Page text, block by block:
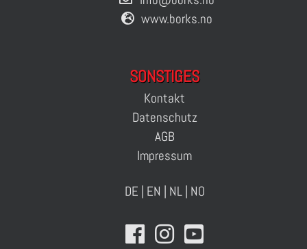
www.borks.no
SONSTIGES
Kontakt
Datenschutz
AGB
Impressum
DE | EN | NL| NO